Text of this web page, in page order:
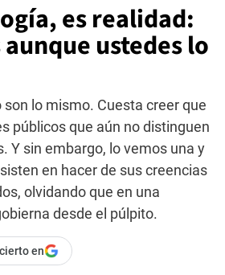
es realidad:
ustedes lo
son lo mismo. Cuesta creer que
públicos que aún no distinguen
Y sin embargo, lo vemos una y
en hacer de sus creencias
olvidando que en una
desde el púlpito.
en